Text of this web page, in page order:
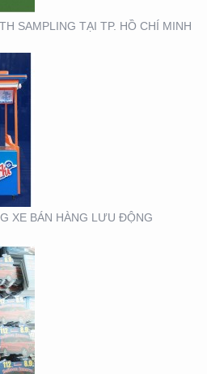
SAMPLING TẠI TP. HỒ CHÍ MINH
XE BÁN HÀNG LƯU ĐỘNG